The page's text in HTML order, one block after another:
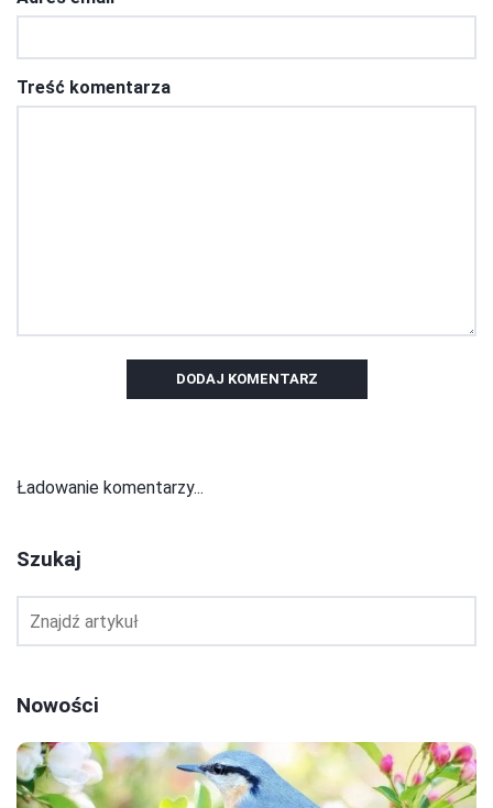
Treść komentarza
DODAJ KOMENTARZ
Ładowanie komentarzy...
Szukaj
Nowości